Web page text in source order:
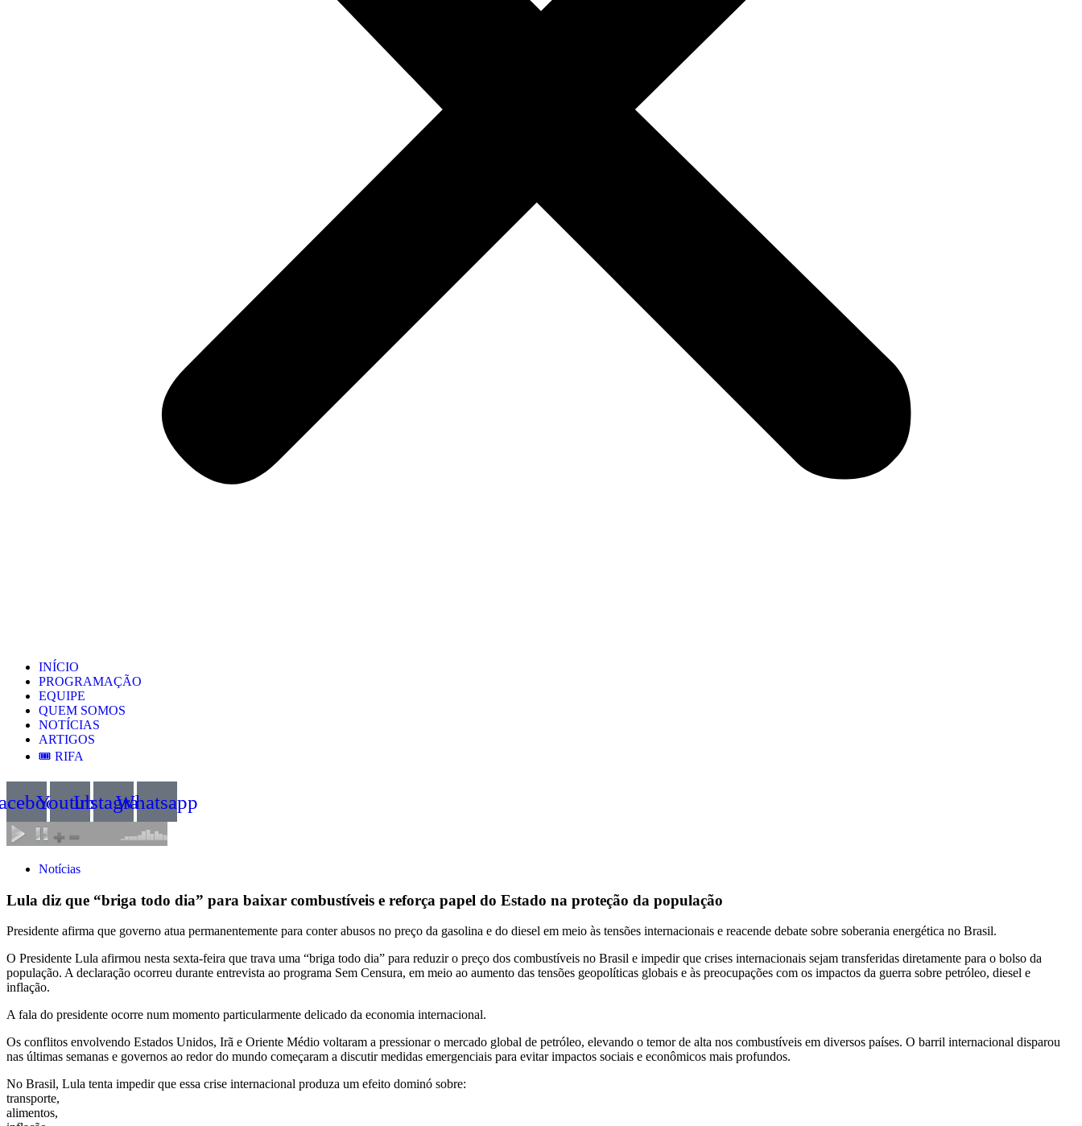
INÍCIO
PROGRAMAÇÃO
EQUIPE
QUEM SOMOS
NOTÍCIAS
ARTIGOS
🎟️ RIFA
YoutubeInstagramWhatsapp
Notícias
Lula diz que “briga todo dia” para baixar combustíveis e reforça papel do Estado na proteção da população
Presidente afirma que governo atua permanentemente para conter abusos no preço da gasolina e do diesel em meio às tensões internacionais e reacende debate sobre soberania energética no Brasil.
O Presidente Lula afirmou nesta sexta-feira que trava uma “briga todo dia” para reduzir o preço dos combustíveis no Brasil e impedir que crises internacionais sejam transferidas diretamente para o bolso da
população. A declaração ocorreu durante entrevista ao programa Sem Censura, em meio ao aumento das tensões geopolíticas globais e às preocupações com os impactos da guerra sobre petróleo, diesel e
inflação.
A fala do presidente ocorre num momento particularmente delicado da economia internacional.
Os conflitos envolvendo Estados Unidos, Irã e Oriente Médio voltaram a pressionar o mercado global de petróleo, elevando o temor de alta nos combustíveis em diversos países. O barril internacional disparou
nas últimas semanas e governos ao redor do mundo começaram a discutir medidas emergenciais para evitar impactos sociais e econômicos mais profundos.
No Brasil, Lula tenta impedir que essa crise internacional produza um efeito dominó sobre:
transporte,
alimentos,